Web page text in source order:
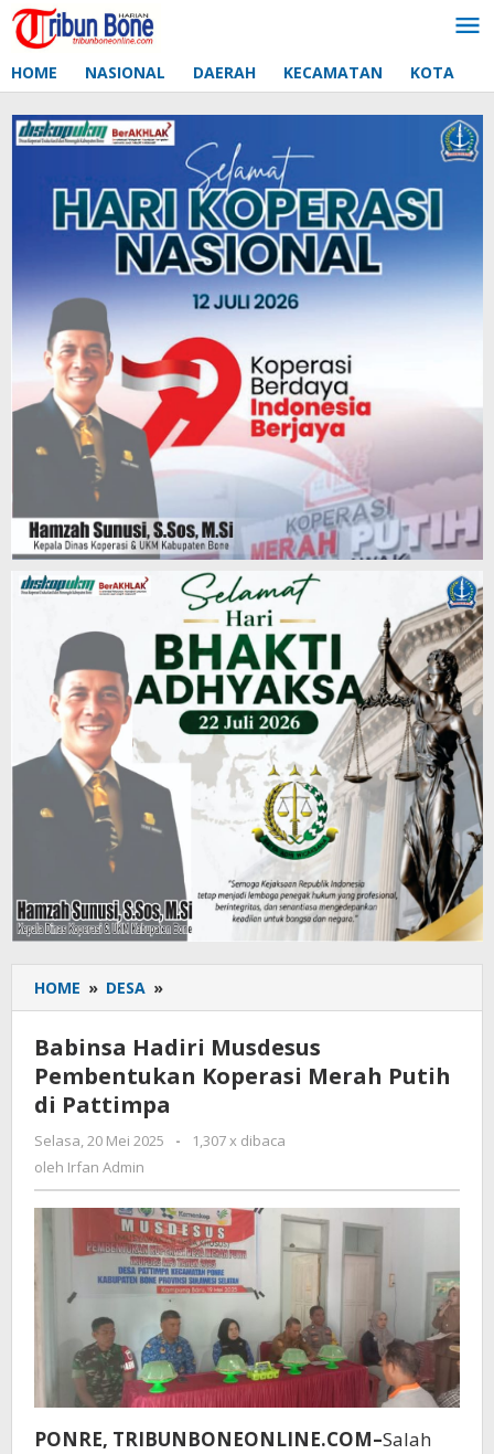
Lewati
ke
HOME NASIONAL DAERAH KECAMATAN KOTA
HOME » DESA »
Hadiri
Musdesus
Pembentukan
Koperasi
Merah
Babinsa Hadiri Musdesus
Pembentukan Koperasi Merah Putih
di Pattimpa
Selasa, 20 Mei 2025
oleh
-
1,307 x dibaca
oleh Irfan Admin
PONRE, TRIBUNBONEONLINE.COM–Salah